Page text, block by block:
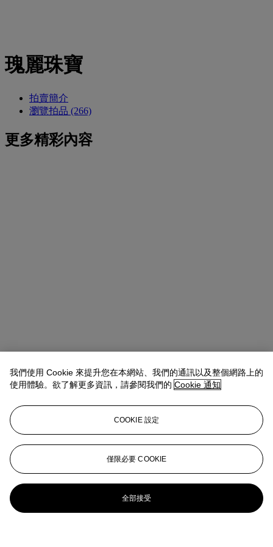
瑰麗珠寶
拍賣簡介
瀏覽拍品 (266)
更多精彩內容
我們使用 Cookie 來提升您在本網站、我們的通訊以及整個網路上的
使用體驗。欲了解更多資訊，請參閱我們的 Cookie 通知
COOKIE 設定
僅限必要 COOKIE
全部接受